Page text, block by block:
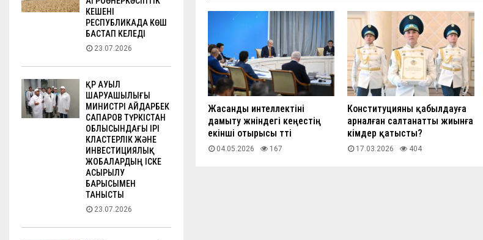
Жасанды интеллектіні
дамыту жөніндегі кеңестің
екінші отырысы өтті
04.05.2026 167
Конституцияны қабылдауға
арналған салтанатты жиынға
кімдер қатысты?
17.03.2026 404
КЕШЕНІ
РЕСПУБЛИКАДА КӨШ
БАСТАП КЕЛЕДІ
23.07.2026
ҚР АУЫЛ
ШАРУАШЫЛЫҒЫ
МИНИСТРІ АЙДАРБЕК
САПАРОВ ТҮРКІСТАН
ОБЛЫСЫНДАҒЫ ІРІ
КЛАСТЕРЛІК ЖӘНЕ
ИНВЕСТИЦИЯЛЫҚ
ЖОБАЛАРДЫҢ ІСКЕ
АСЫРЫЛУ
БАРЫСЫМЕН
ТАНЫСТЫ
23.07.2026